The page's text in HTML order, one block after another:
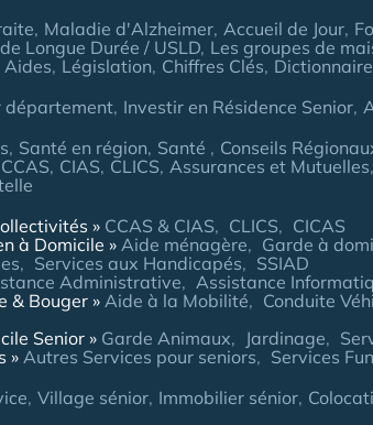
Maladie d'Alzheimer Accueil de Jour
Longue Durée / USLD Les groupes de
Aides Législation Chiffres Clés Dictionnaire
département Investir en Résidence Senior
Santé en région Santé Conseils
CCAS CIAS CLICS Assurances et Mutuelles
CCAS & CIAS CLICS
CICAS
à Domicile
Aide ménagère Garde à
Services aux Handicapés
SSIAD
Administrative Assistance
& Bouger
Aide à la Mobilité Conduite
Senior
Garde Animaux Jardinage
Autres Services pour seniors
Services
Village sénior Immobilier sénior